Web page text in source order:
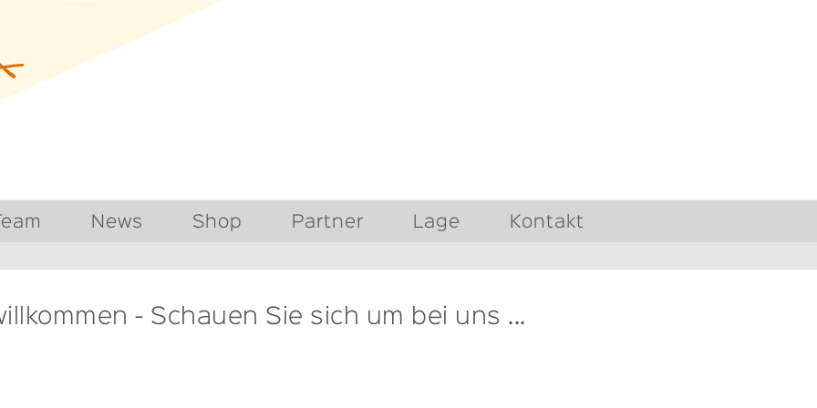
News Shop Partner Lage Kontakt
- Schauen Sie sich um bei uns ...